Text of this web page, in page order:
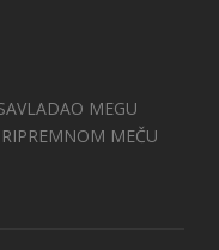
MEGU
MEČU